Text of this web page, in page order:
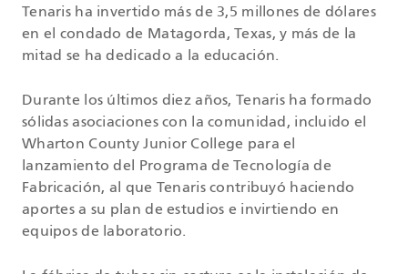
Tenaris ha invertido más de 3,5 millones de dólares
en el condado de Matagorda, Texas, y más de la
mitad se ha dedicado a la educación.
Durante los últimos diez años, Tenaris ha formado
sólidas asociaciones con la comunidad, incluido el
Wharton County Junior College para el
lanzamiento del Programa de Tecnología de
Fabricación, al que Tenaris contribuyó haciendo
aportes a su plan de estudios e invirtiendo en
equipos de laboratorio.